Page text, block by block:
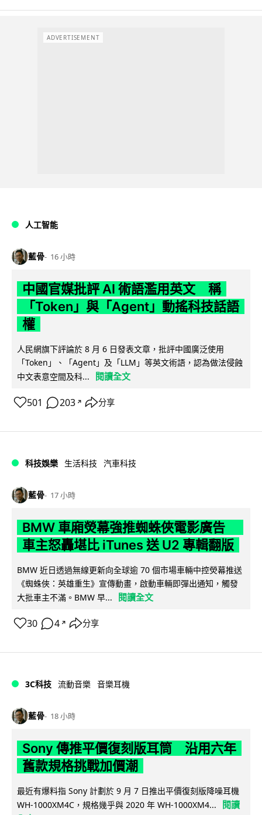
ADVERTISEMENT
人工智能
藍骨 16 小時
中國官媒批評 AI 術語濫用英文 稱
「Token」與「Agent」動搖科技話語
權
人民網旗下評論於 8 月 6 日發表文章，批評中國廣泛使用
「Token」、「Agent」及「LLM」等英文術語，認為做法侵蝕
中文表意空間及科...
閱讀全文
501 203 ↗ 分享
科技娛樂 生活科技 汽車科技
藍骨 17 小時
BMW 車廂熒幕強推蜘蛛俠電影廣告
車主怒轟堪比 iTunes 送 U2 專輯翻版
BMW 近日透過無線更新向全球逾 70 個市場車輛中控熒幕推送
《蜘蛛俠：英雄重生》宣傳動畫，啟動車輛即彈出通知，觸發
大批車主不滿。BMW 早...
閱讀全文
30 4 ↗ 分享
3C科技 流動音樂 音樂耳機
藍骨 18 小時
Sony 傳推平價復刻版耳筒 沿用六年
舊款規格挑戰加價潮
最近有爆料指 Sony 計劃於 9 月 7 日推出平價復刻版降噪耳機
WH-1000XM4C，規格幾乎與 2020 年 WH-1000XM4...
閱讀